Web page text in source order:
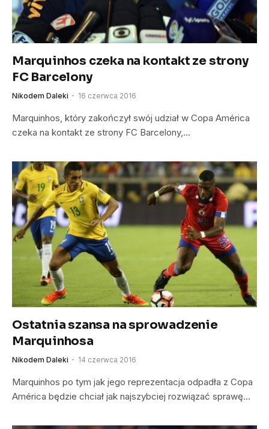
Marquinhos czeka na kontakt ze strony
FC Barcelony
Nikodem Daleki 16 czerwca 2016
Marquinhos, który zakończył swój udział w Copa América
czeka na kontakt ze strony FC Barcelony,…
Ostatnia szansa na sprowadzenie
Marquinhosa
Nikodem Daleki 14 czerwca 2016
Marquinhos po tym jak jego reprezentacja odpadła z Copa
América będzie chciał jak najszybciej rozwiązać sprawę…